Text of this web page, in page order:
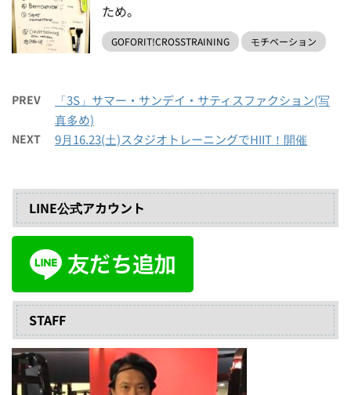
ため。
GOFORIT!CROSSTRAINING モチベーション
PREV
「3S」サマー・サンデイ・サティスファクション(写
真多め)
NEXT 9月16.23(土)スタジオトレーニングでHIIT！開催
LINE公式アカウント
STAFF